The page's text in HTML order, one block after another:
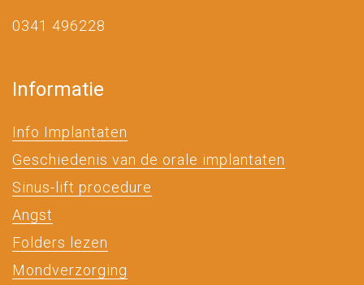
0341 496228
Informatie
Info Implantaten
Geschiedenis van de orale implantaten
Sinus-lift procedure
Angst
Folders lezen
Mondverzorging